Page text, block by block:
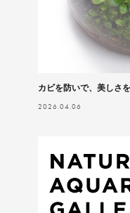
カビを防いで、美しさ
2026.04.06